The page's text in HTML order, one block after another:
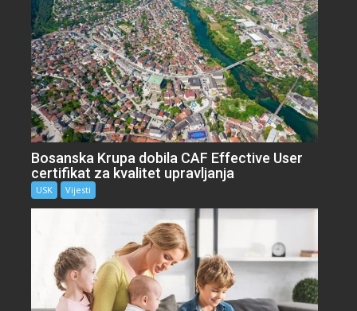
Bosanska Krupa dobila CAF Effective User
certifikat za kvalitet upravljanja
USK Vijesti